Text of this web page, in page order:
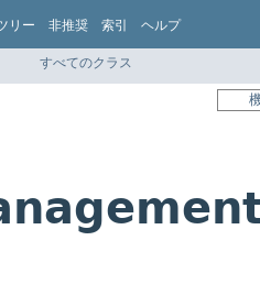
リー 非推奨 索引 ヘルプ
すべてのクラス